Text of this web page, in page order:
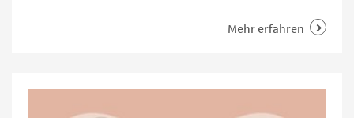
Metallstäbe zu und geben den einen oder anderen
Mehr erfahren